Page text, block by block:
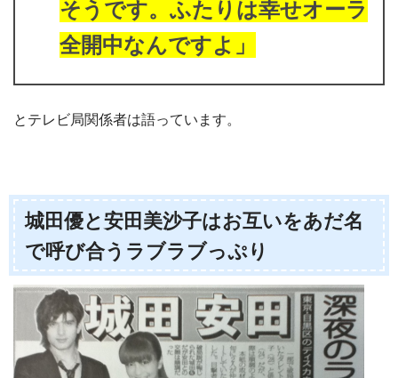
そうです。ふたりは幸せオーラ
全開中なんですよ」
とテレビ局関係者は語っています。
城田優と安田美沙子はお互いをあだ名
で呼び合うラブラブっぷり